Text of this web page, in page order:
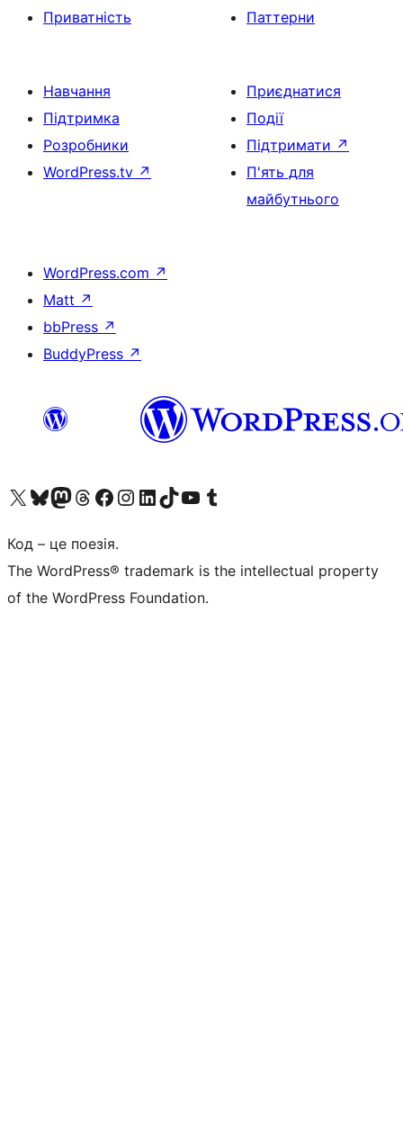
Приватність
Паттерни
Навчання
Підтримка
Розробники
WordPress.tv ↗
Приєднатися
Події
Підтримати ↗
П'ять для
майбутнього
WordPress.com ↗
Matt ↗
bbPress ↗
BuddyPress ↗
Visit our X (formerly Twitter) account
Visit our Bluesky account
Завітайте до нашої стрічки в Mastodon
Visit our Threads account
Завітайте на нашу сторінку в Facebook
Visit our Instagram account
Visit our LinkedIn account
Visit our TikTok account
Visit our YouTube channel
Visit our Tumblr account
Код – це поезія.
The WordPress® trademark is the intellectual property
of the WordPress Foundation.